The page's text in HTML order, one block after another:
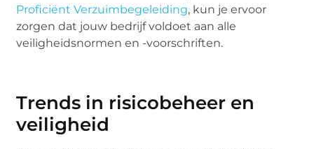
Proficiënt Verzuimbegeleiding, kun je ervoor
zorgen dat jouw bedrijf voldoet aan alle
veiligheidsnormen en -voorschriften.
Trends in risicobeheer en
veiligheid